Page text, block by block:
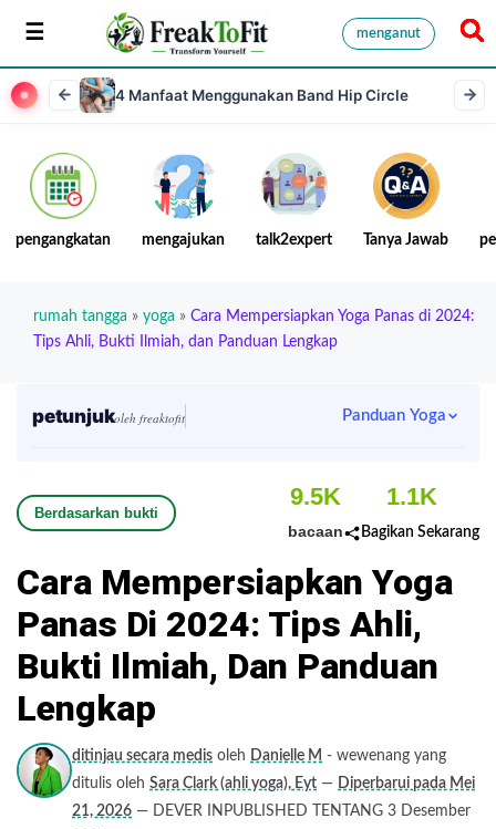
menganut
4 Manfaat Menggunakan Band Hip Circle
pengangkatan mengajukan talk2expert Tanya Jawab
rumah tangga » yoga » Cara Mempersiapkan Yoga Panas di 2024:
Tips Ahli, Bukti Ilmiah, dan Panduan Lengkap
petunjukoleh freaktofit Panduan Yoga
Berdasarkan bukti
9.5K
bacaan
1.1K
Bagikan Sekarang
Cara Mempersiapkan Yoga
Panas Di 2024: Tips Ahli,
Bukti Ilmiah, Dan Panduan
Lengkap
ditinjau secara medis oleh Danielle M - wewenang yang
ditulis oleh Sara Clark (ahli yoga), Eyt — Diperbarui pada Mei
21, 2026 — DEVER INPUBLISHED TENTANG 3 Desember